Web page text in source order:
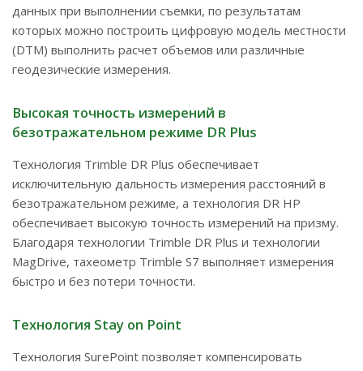
данных при выполнении съемки, по результатам
которых можно построить цифровую модель местности
(DTM) выполнить расчет объемов или различные
геодезические измерения.
Высокая точность измерений в
безотражательном режиме DR Plus
Технология Trimble DR Plus обеспечивает
исключительную дальность измерения расстояний в
безотражательном режиме, а технология DR HP
обеспечивает высокую точность измерений на призму.
Благодаря технологии Trimble DR Plus и технологии
MagDrive, тахеометр Trimble S7 выполняет измерения
быстро и без потери точности.
Технология Stay on Point
Технология SurePoint позволяет компенсировать